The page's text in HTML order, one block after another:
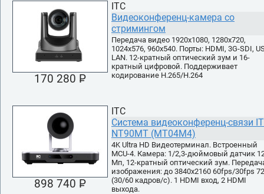
170 280 PУБ.
ITC
Видеоконференц-камера со
стримингом
Передача видео 1920x1080, 1280x720,
1024x576, 960x540. Порты: HDMI, 3G-SDI,
LAN. 12-кратный оптический зум и 16-
кратный цифровой. Поддерживает
кодирование H.265/H.264
898 740 PУБ.
ITC
Система видеоконференц-связи
NT90MT (MT04M4)
4K Ultra HD Видеотерминал. Встроенный
MCU-4. Камера: 1/2,3-дюймовый датчик
Мп, 12-кратный оптический зум.
изображения: до 3840x2160 60fps/30fps
(30/60 кадров/с). 1 HDMI вход, 2 HDMI
выхода.